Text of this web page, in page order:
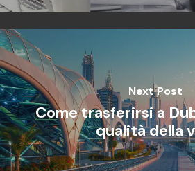
Next Post
Come trasferirsi a
qualità della